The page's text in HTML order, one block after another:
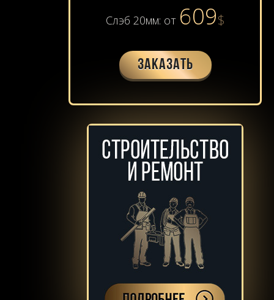
Слэб 20мм: от 609$
Заказать